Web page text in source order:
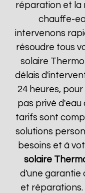
réparation et la
chauffe-
intervenons
résoudre tous
solaire
délais
24 heures,
pas privé d'eau
tarifs sont
solutions
besoins et à
solaire
d'une garantie
et réparations.